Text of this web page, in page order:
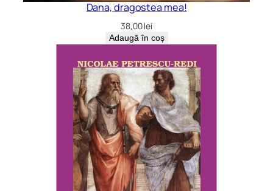
Dana, dragostea mea!
38,00lei
Adaugă în coș